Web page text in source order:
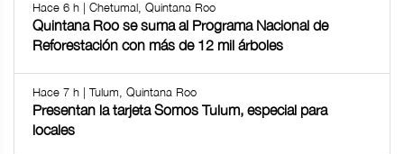
Hace 6 h | Chetumal, Quintana Roo
Quintana Roo se suma al Programa Nacional de
Reforestación con más de 12 mil árboles
Hace 7 h | Tulum, Quintana Roo
Presentan la tarjeta Somos Tulum, especial para
locales